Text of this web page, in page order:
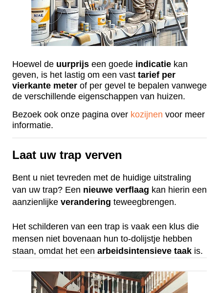
Hoewel de uurprijs een goede indicatie kan
geven, is het lastig om een vast tarief per
vierkante meter of per gevel te bepalen vanwege
de verschillende eigenschappen van huizen.
Bezoek ook onze pagina over kozijnen voor meer
informatie.
Laat uw trap verven
Bent u niet tevreden met de huidige uitstraling
van uw trap? Een nieuwe verflaag kan hierin een
aanzienlijke verandering teweegbrengen.
Het schilderen van een trap is vaak een klus die
mensen niet bovenaan hun to-dolijstje hebben
staan, omdat het een arbeidsintensieve taak is.